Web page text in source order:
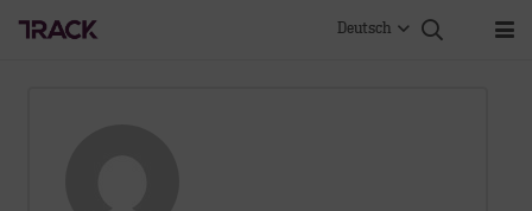
Deutsch